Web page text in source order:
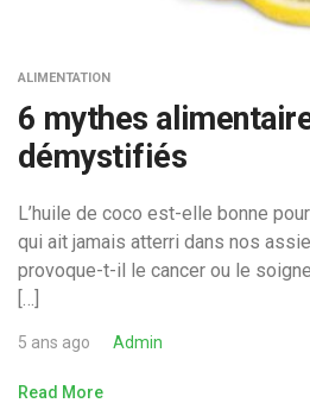
ALIMENTATION
6 mythes
démystifiés
L’huile de coco est-elle bonne
qui ait jamais atterri dans nos
provoque-t-il le cancer ou le
[…]
5 ans ago Admin
Read More